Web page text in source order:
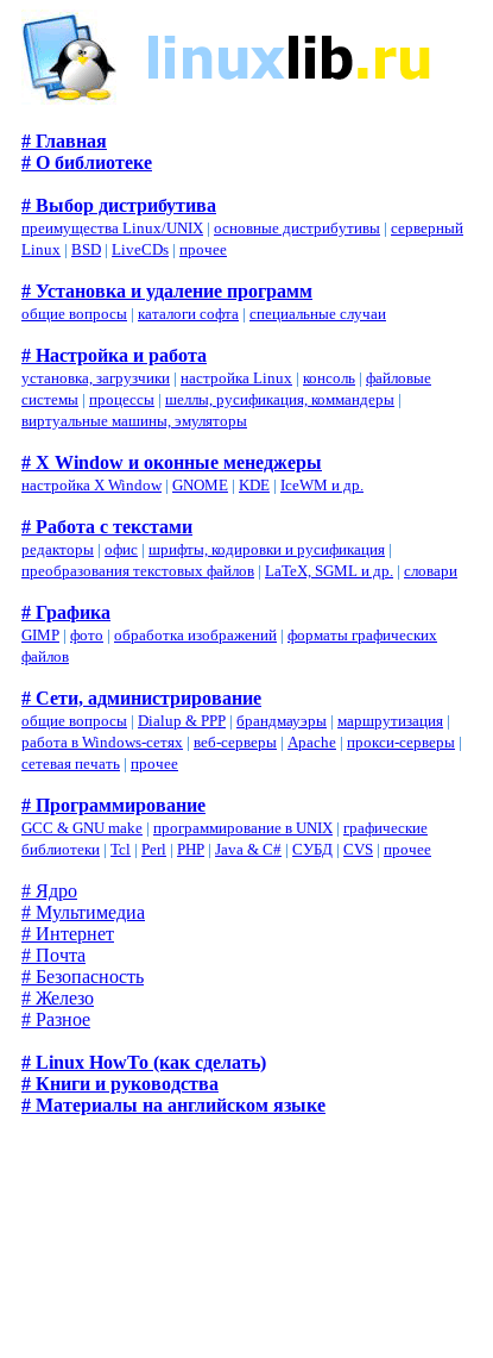
# Главная
# О библиотеке
# Выбор дистрибутива
преимущества Linux/UNIX | основные дистрибутивы | серверный
Linux | BSD | LiveCDs | прочее
# Установка и удаление программ
общие вопросы | каталоги софта | специальные случаи
# Настройка и работа
установка, загрузчики | настройка Linux | консоль | файловые
системы | процессы | шеллы, русификация, коммандеры |
виртуальные машины, эмуляторы
# X Window и оконные менеджеры
настройка X Window| GNOME | KDE | IceWM и др.
# Работа с текстами
редакторы | офис | шрифты, кодировки и русификация |
преобразования текстовых файлов | LaTeX, SGML и др. | словари
# Графика
GIMP | фото | обработка изображений | форматы графических
файлов
# Сети, администрирование
общие вопросы | Dialup & PPP | брандмауэры | маршрутизация |
работа в Windows-сетях | веб-серверы | Apache | прокси-серверы |
сетевая печать | прочее
# Программирование
GCC & GNU make | программирование в UNIX | графические
библиотеки | Tcl | Perl | PHP | Java & C# | СУБД | CVS | прочее
# Ядро
# Мультимедиа
# Интернет
# Почта
# Безопасность
# Железо
# Разное
# Linux HowTo (как сделать)
# Книги и руководства
# Материалы на английском языке